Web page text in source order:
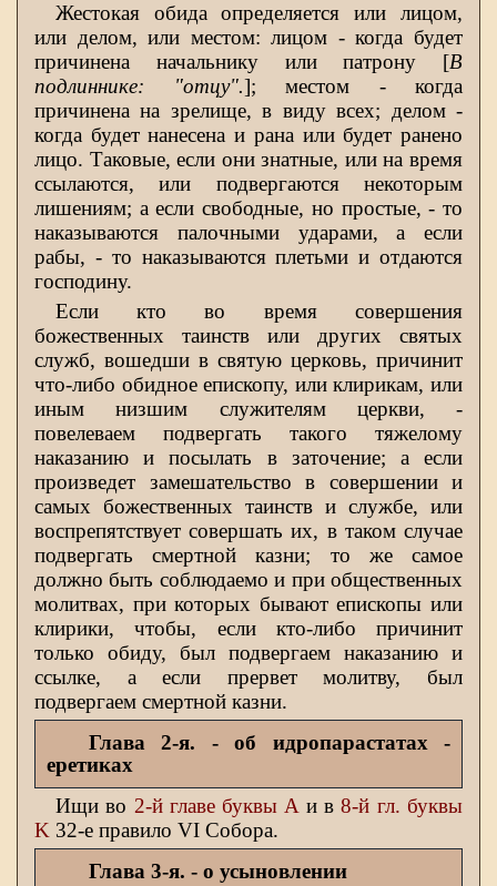
Жестокая обида определяется или лицом,
или делом, или местом: лицом - когда будет
причинена начальнику или патрону [В
подлиннике: "отцу".]; местом - когда
причинена на зрелище, в виду всех; делом -
когда будет нанесена и рана или будет ранено
лицо. Таковые, если они знатные, или на время
ссылаются, или подвергаются некоторым
лишениям; а если свободные, но простые, - то
наказываются палочными ударами, а если
рабы, - то наказываются плетьми и отдаются
господину.
Если кто во время совершения
божественных таинств или других святых
служб, вошедши в святую церковь, причинит
что-либо обидное епископу, или клирикам, или
иным низшим служителям церкви, -
повелеваем подвергать такого тяжелому
наказанию и посылать в заточение; а если
произведет замешательство в совершении и
самых божественных таинств и службе, или
воспрепятствует совершать их, в таком случае
подвергать смертной казни; то же самое
должно быть соблюдаемо и при общественных
молитвах, при которых бывают епископы или
клирики, чтобы, если кто-либо причинит
только обиду, был подвергаем наказанию и
ссылке, а если прервет молитву, был
подвергаем смертной казни.
Глава 2-я. - об идропарастатах -
еретиках
Ищи во 2-й главе буквы Α и в8-й гл. буквы
Κ 32-е правило VI Собора.
Глава 3-я. - о усыновлении